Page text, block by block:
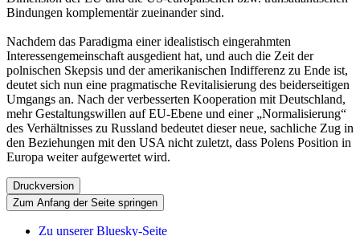
Bindungen komplementär zueinander sind.
Nachdem das Paradigma einer idealistisch eingerahmten
Interessengemeinschaft ausgedient hat, und auch die Zeit der
polnischen Skepsis und der amerikanischen Indifferenz zu Ende ist,
deutet sich nun eine pragmatische Revitalisierung des beiderseitigen
Umgangs an. Nach der verbesserten Kooperation mit Deutschland,
mehr Gestaltungswillen auf EU-Ebene und einer „Normalisierung“
des Verhältnisses zu Russland bedeutet dieser neue, sachliche Zug in
den Beziehungen mit den USA nicht zuletzt, dass Polens Position in
Europa weiter aufgewertet wird.
Druckversion
Zum Anfang der Seite springen
Zu unserer Bluesky-Seite